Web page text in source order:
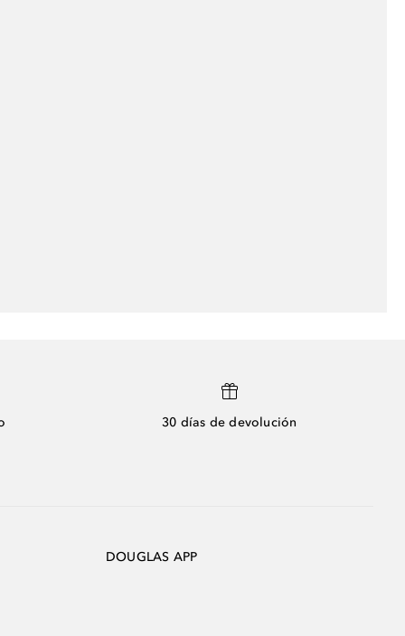
30 días de devolución
DOUGLAS APP